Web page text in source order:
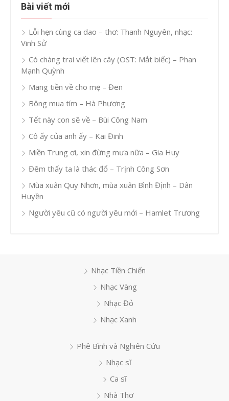
Bài viết mới
Lỗi hẹn cùng ca dao – thơ: Thanh Nguyên, nhạc:
Vinh Sử
Có chàng trai viết lên cây (OST: Mắt biếc) – Phan
Mạnh Quỳnh
Mang tiền về cho mẹ – Đen
Bông mua tím – Hà Phương
Tết này con sẽ về – Bùi Công Nam
Cô ấy của anh ấy – Kai Đinh
Miền Trung ơi, xin đừng mưa nữa – Gia Huy
Đêm thấy ta là thác đổ – Trịnh Công Sơn
Mùa xuân Quy Nhơn, mùa xuân Bình Định – Dân
Huyền
Người yêu cũ có người yêu mới – Hamlet Trương
Nhạc Tiền Chiến
Nhạc Vàng
Nhạc Đỏ
Nhạc Xanh
Phê Bình và Nghiên Cứu
Nhạc sĩ
Ca sĩ
Nhà Thơ